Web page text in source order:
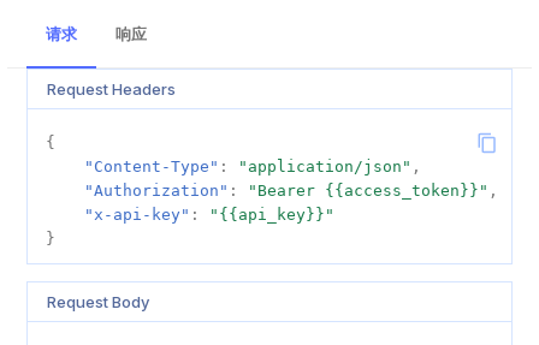
Notification Event Type
请求 响应
Request Headers
{
"Content-Type" : "application/json" ,
"Authorization" : "Bearer {{access_token}}" ,
"x-api-key" :
"{{api_key}}"
}
Request Body